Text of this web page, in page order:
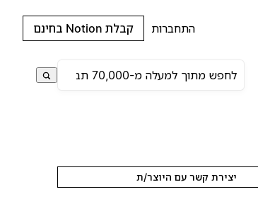
התחברות קבלת Notion בחינם
יצירת קשר עם היוצר/ת